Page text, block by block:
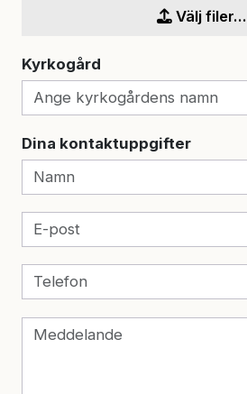
Välj filer...
Kyrkogård
Dina kontaktuppgifter